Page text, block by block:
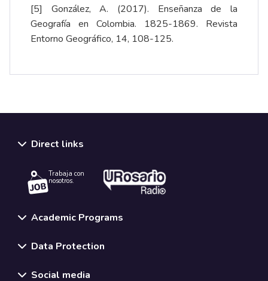
[5] González, A. (2017). Enseñanza de la
Geografía en Colombia. 1825-1869. Revista
Entorno Geográfico, 14, 108-125.
Direct links
Trabaja con
nosotros.
Academic Programs
Data Protection
Social media